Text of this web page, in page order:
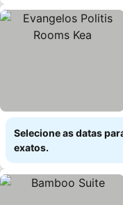
Selecione as datas
exatos.